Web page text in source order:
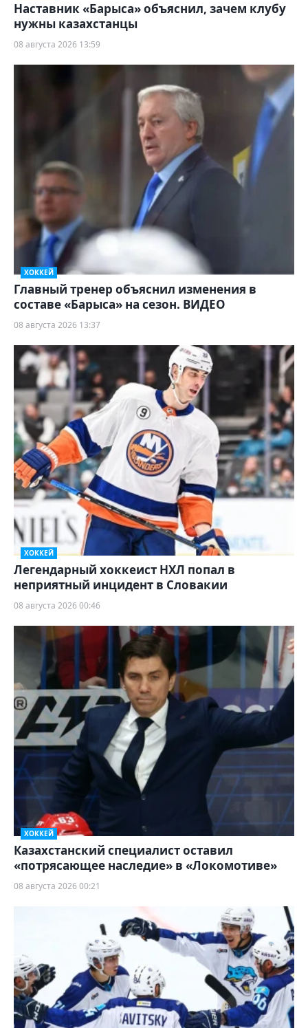
Наставник «Барыса» объяснил, зачем клубу
нужны казахстанцы
08 августа 2026 13:59
ХОККЕЙ
Главный тренер объяснил изменения в
составе «Барыса» на сезон. ВИДЕО
08 августа 2026 13:37
ХОККЕЙ
Легендарный хоккеист НХЛ попал в
неприятный инцидент в Словакии
08 августа 2026 00:46
ХОККЕЙ
Казахстанский специалист оставил
«потрясающее наследие» в «Локомотиве»
08 августа 2026 00:21